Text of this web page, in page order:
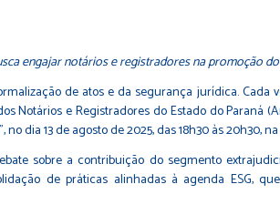
engajar notários e registradores na promoção
de atos e da segurança jurídica.
Notários e Registradores do Estado do Paraná
dia 13 de agosto de 2025, das 18h30 às 20h30,
sobre a contribuição do segmento
de práticas alinhadas à agenda ESG,